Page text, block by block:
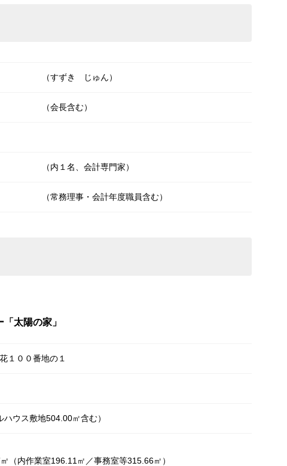
（すずき じゅん）
（会長含む）
（内１名、会計専門家）
（常務理事・会計年度職員含む）
太陽の家」
１００番地の１
ウス敷地504.00㎡含む）
（内作業室196.11㎡／事務室等315.66㎡）